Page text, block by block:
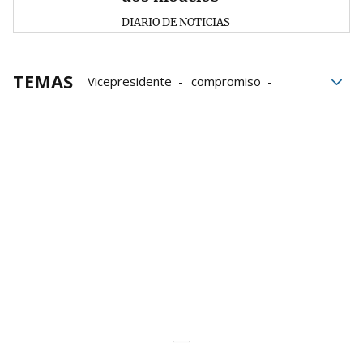
DIARIO DE NOTICIAS
TEMAS Vicepresidente
compromiso